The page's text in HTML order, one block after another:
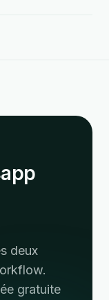
deux
gratuite